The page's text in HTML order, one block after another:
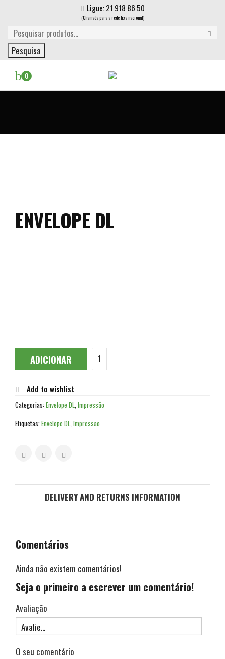
Ligue: 21 918 86 50
(Chamada para a rede fixa nacional)
Pesquisa
0
ENVELOPE DL
ADICIONAR
Add to wishlist
Categorias: Envelope DL,Impressão
Etiquetas: Envelope DL,Impressão
DELIVERY AND RETURNS INFORMATION
Comentários
Ainda não existem comentários!
Seja o primeiro a escrever um comentário!
Avaliação
O seu comentário